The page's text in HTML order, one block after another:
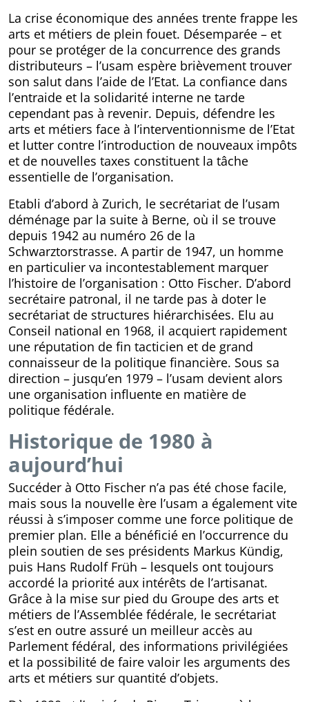
La crise économique des années trente frappe les
arts et métiers de plein fouet. Désemparée – et
pour se protéger de la concurrence des grands
distributeurs – l’usam espère brièvement trouver
son salut dans l’aide de l’Etat. La confiance dans
l’entraide et la solidarité interne ne tarde
cependant pas à revenir. Depuis, défendre les
arts et métiers face à l’interventionnisme de l’Etat
et lutter contre l’introduction de nouveaux impôts
et de nouvelles taxes constituent la tâche
essentielle de l’organisation.
Etabli d’abord à Zurich, le secrétariat de l’usam
déménage par la suite à Berne, où il se trouve
depuis 1942 au numéro 26 de la
Schwarztorstrasse. A partir de 1947, un homme
en particulier va incontestablement marquer
l’histoire de l’organisation : Otto Fischer. D’abord
secrétaire patronal, il ne tarde pas à doter le
secrétariat de structures hiérarchisées. Elu au
Conseil national en 1968, il acquiert rapidement
une réputation de fin tacticien et de grand
connaisseur de la politique financière. Sous sa
direction – jusqu’en 1979 – l’usam devient alors
une organisation influente en matière de
politique fédérale.
Historique de 1980 à
aujourd’hui
Succéder à Otto Fischer n’a pas été chose facile,
mais sous la nouvelle ère l’usam a également vite
réussi à s’imposer comme une force politique de
premier plan. Elle a bénéficié en l’occurrence du
plein soutien de ses présidents Markus Kündig,
puis Hans Rudolf Früh – lesquels ont toujours
accordé la priorité aux intérêts de l’artisanat.
Grâce à la mise sur pied du Groupe des arts et
métiers de l’Assemblée fédérale, le secrétariat
s’est en outre assuré un meilleur accès au
Parlement fédéral, des informations privilégiées
et la possibilité de faire valoir les arguments des
arts et métiers sur quantité d’objets.